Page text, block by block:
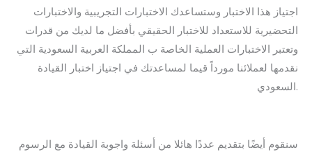
اجتياز هذا الاختبار وستساعدك الاختبارات التجريبية والاختبارات
التحضيرية للاستعداد للاختبار الحقيقي بأفضل ما لديك من قدرات
وتعتبر الاختبارات العملية الخاصة ب المملكة العربية السعودية التي
نقدمها لعملائنا مورداً قيما لمساعدتك في اجتياز اختبار القيادة
السعودي.
سنقوم أيضًا بتقديم عددًا هائلا من أسئلة واجوبة القيادة مع الرسوم